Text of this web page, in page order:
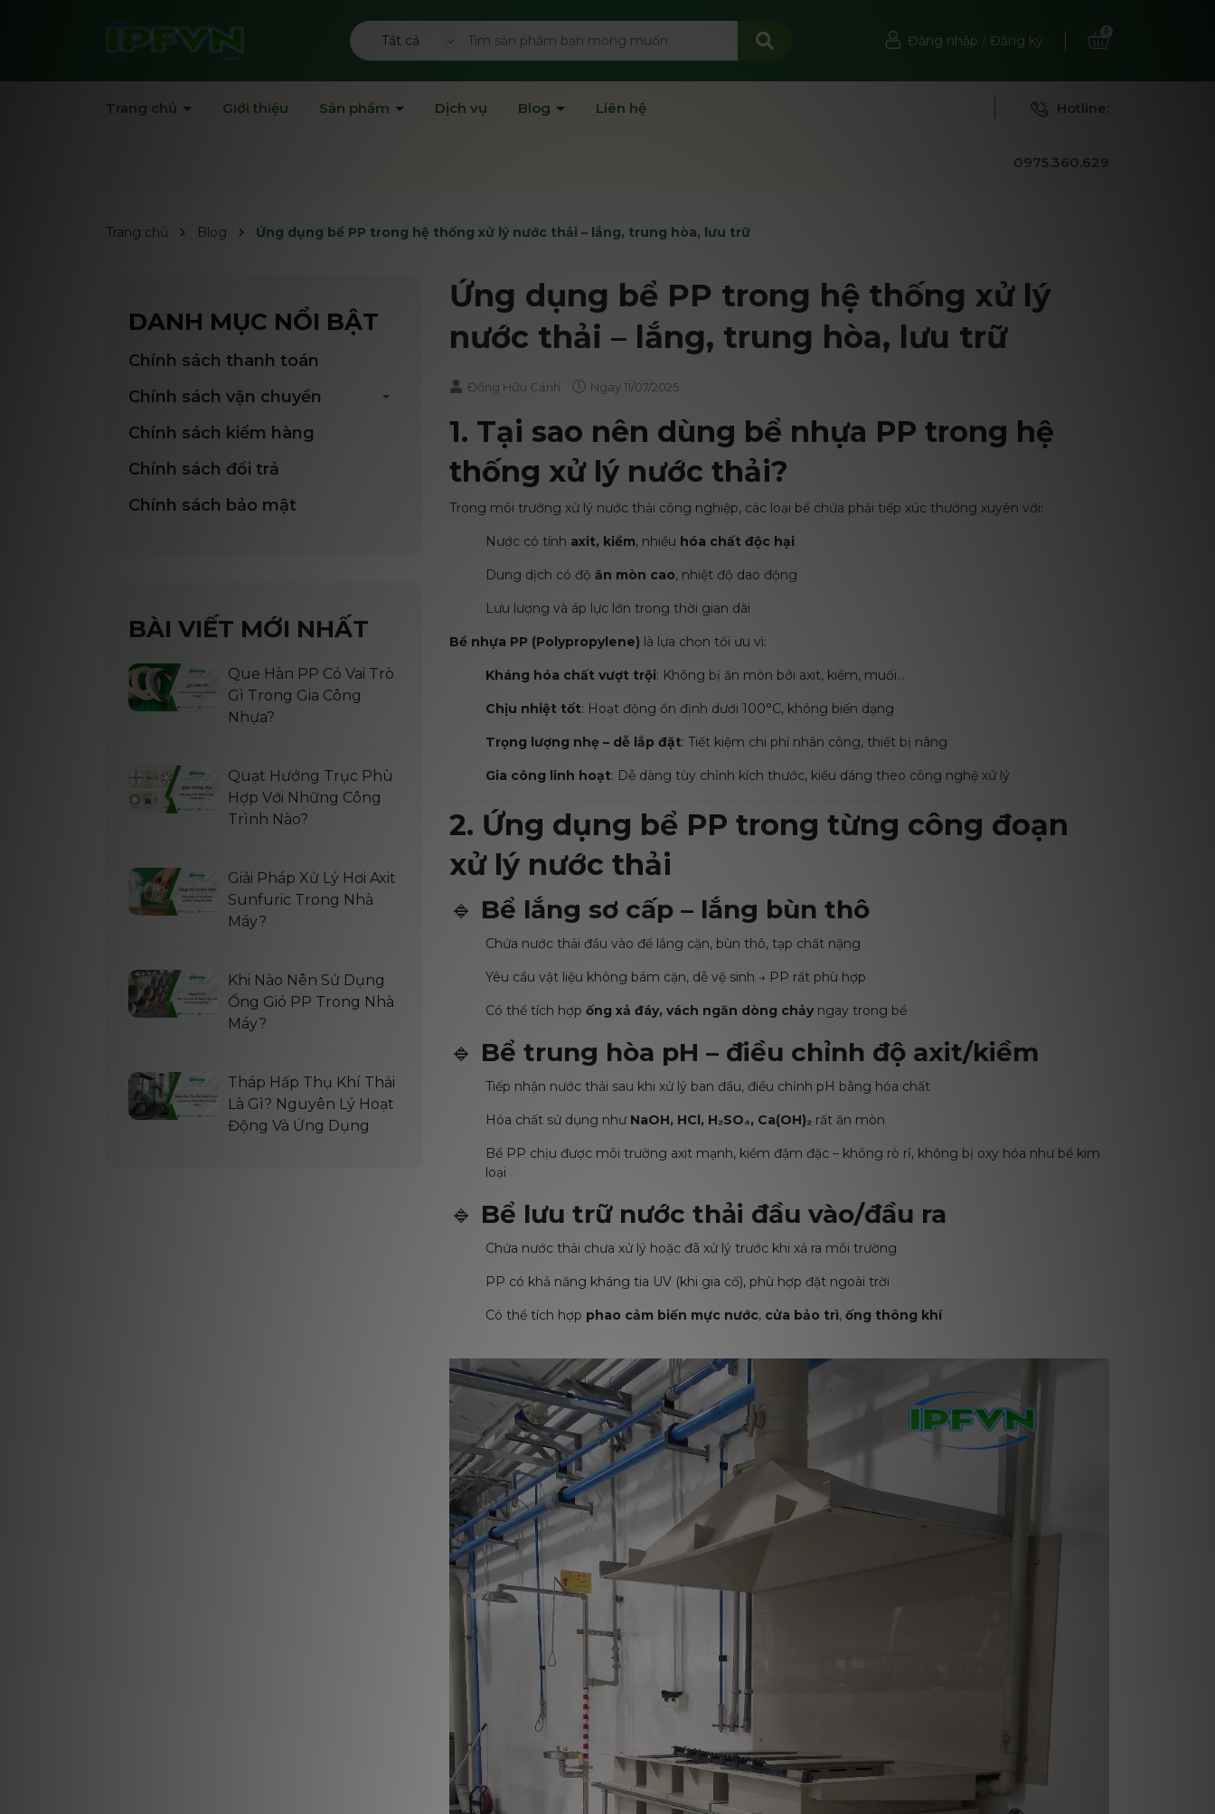
Tất cả Đăng nhập / Đăng ký
0
Trang chủ Giới thiệu Sản phẩm Dịch vụ Blog Liên hệ Hotline:
0975.360.629
Trang chủ Blog Ứng dụng bể PP trong hệ thống xử lý nước thải – lắng, trung hòa, lưu trữ
Ứng dụng bể PP trong hệ thống xử lý
nước thải – lắng, trung hòa, lưu trữ
Đồng Hữu Cảnh Ngày11/07/2025
1. Tại sao nên dùng bể nhựa PP trong hệ
thống xử lý nước thải?
Trong môi trường xử lý nước thải công nghiệp, các loại bể chứa phải tiếp xúc thường xuyên với:
Nước có tính axit, kiềm, nhiều hóa chất độc hại
Dung dịch có độ ăn mòn cao, nhiệt độ dao động
Lưu lượng và áp lực lớn trong thời gian dài
Bể nhựa PP (Polypropylene) là lựa chọn tối ưu vì:
Kháng hóa chất vượt trội: Không bị ăn mòn bởi axit, kiềm, muối…
Chịu nhiệt tốt: Hoạt động ổn định dưới 100°C, không biến dạng
Trọng lượng nhẹ – dễ lắp đặt: Tiết kiệm chi phí nhân công, thiết bị nâng
Gia công linh hoạt: Dễ dàng tùy chỉnh kích thước, kiểu dáng theo công nghệ xử lý
2. Ứng dụng bể PP trong từng công đoạn
xử lý nước thải
🔹 Bể lắng sơ cấp – lắng bùn thô
Chứa nước thải đầu vào để lắng cặn, bùn thô, tạp chất nặng
Yêu cầu vật liệu không bám cặn, dễ vệ sinh → PP rất phù hợp
Có thể tích hợp ống xả đáy, vách ngăn dòng chảyngay trong bể
🔹 Bể trung hòa pH – điều chỉnh độ axit/kiềm
Tiếp nhận nước thải sau khi xử lý ban đầu, điều chỉnh pH bằng hóa chất
Hóa chất sử dụng như NaOH, HCl, H₂SO₄, Ca(OH)₂ rất ăn mòn
Bể PP chịu được môi trường axit mạnh, kiềm đậm đặc – không rò rỉ, không bị oxy hóa như bể kim
loại
🔹 Bể lưu trữ nước thải đầu vào/đầu ra
Chứa nước thải chưa xử lý hoặc đã xử lý trước khi xả ra môi trường
PP có khả năng kháng tia UV (khi gia cố), phù hợp đặt ngoài trời
Có thể tích hợp phao cảm biến mực nước, cửa bảo trì, ống thông khí
DANH MỤC NỔI BẬT
Chính sách thanh toán
Chính sách vận chuyển
Chính sách kiểm hàng
Chính sách đổi trả
Chính sách bảo mật
BÀI VIẾT MỚI NHẤT
Que Hàn PP Có Vai Trò
Gì Trong Gia Công
Nhựa?
Quạt Hướng Trục Phù
Hợp Với Những Công
Trình Nào?
Giải Pháp Xử Lý Hơi Axit
Sunfuric Trong Nhà
Máy?
Khi Nào Nên Sử Dụng
Ống Gió PP Trong Nhà
Máy?
Tháp Hấp Thụ Khí Thải
Là Gì? Nguyên Lý Hoạt
Động Và Ứng Dụng